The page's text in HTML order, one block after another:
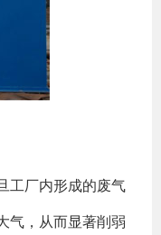
工厂内形成的废气
气，从而显著削弱